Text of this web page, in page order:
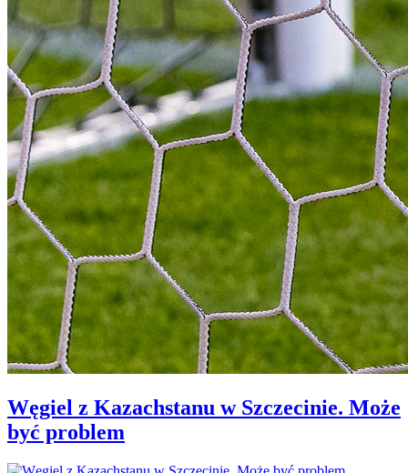
Węgiel z Kazachstanu w Szczecinie. Może
być problem